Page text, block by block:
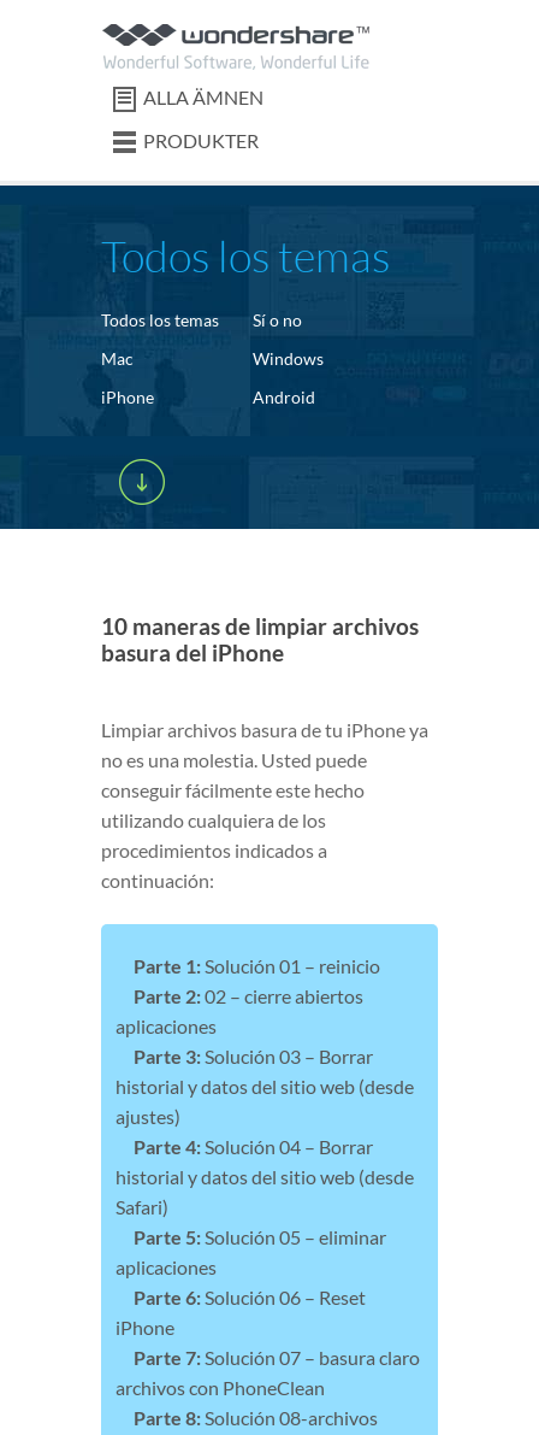
ALLA ÄMNEN
PRODUKTER
Todos los temas
Todos los temas
Sí o no
Mac
Windows
iPhone
Android
10 maneras de limpiar archivos
basura del iPhone
Limpiar archivos basura de tu iPhone ya
no es una molestia. Usted puede
conseguir fácilmente este hecho
utilizando cualquiera de los
procedimientos indicados a
continuación:
Parte 1:Solución 01 – reinicio
Parte 2:02 – cierre abiertos
aplicaciones
Parte 3:Solución 03 – Borrar
historial y datos del sitio web (desde
ajustes)
Parte 4:Solución 04 – Borrar
historial y datos del sitio web (desde
Safari)
Parte 5:Solución 05 – eliminar
aplicaciones
Parte 6:Solución 06 – Reset
iPhone
Parte 7:Solución 07 – basura claro
archivos con PhoneClean
Parte 8:Solución 08-archivos